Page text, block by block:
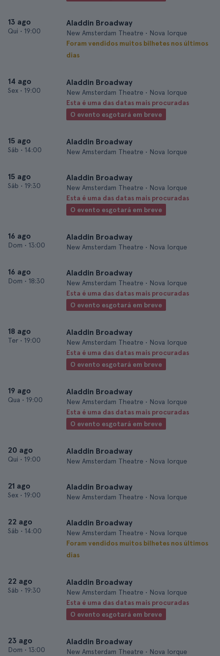
13 ago
Qui • 19:00
Aladdin Broadway
New Amsterdam Theatre • Nova Iorque
Foram vendidos muitos bilhetes nos últimos
dias
14 ago
Sex • 19:00
Aladdin Broadway
New Amsterdam Theatre • Nova Iorque
Esta é uma das datas mais procuradas
O evento esgotará em breve
15 ago
Sáb • 14:00
Aladdin Broadway
New Amsterdam Theatre • Nova Iorque
15 ago
Sáb • 19:30
Aladdin Broadway
New Amsterdam Theatre • Nova Iorque
Esta é uma das datas mais procuradas
O evento esgotará em breve
16 ago
Dom • 13:00
Aladdin Broadway
New Amsterdam Theatre • Nova Iorque
16 ago
Dom • 18:30
Aladdin Broadway
New Amsterdam Theatre • Nova Iorque
Esta é uma das datas mais procuradas
O evento esgotará em breve
18 ago
Ter • 19:00
Aladdin Broadway
New Amsterdam Theatre • Nova Iorque
Esta é uma das datas mais procuradas
O evento esgotará em breve
19 ago
Qua • 19:00
Aladdin Broadway
New Amsterdam Theatre • Nova Iorque
Esta é uma das datas mais procuradas
O evento esgotará em breve
20 ago
Qui • 19:00
Aladdin Broadway
New Amsterdam Theatre • Nova Iorque
21 ago
Sex • 19:00
Aladdin Broadway
New Amsterdam Theatre • Nova Iorque
22 ago
Sáb • 14:00
Aladdin Broadway
New Amsterdam Theatre • Nova Iorque
Foram vendidos muitos bilhetes nos últimos
dias
22 ago
Sáb • 19:30
Aladdin Broadway
New Amsterdam Theatre • Nova Iorque
Esta é uma das datas mais procuradas
O evento esgotará em breve
23 ago
Dom • 13:00
Aladdin Broadway
New Amsterdam Theatre • Nova Iorque